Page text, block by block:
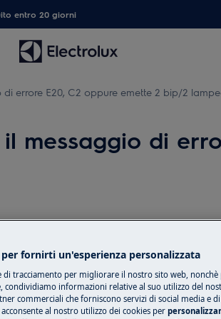
entro 20 giorni
errore E20, C2 oppure emette 2 bip/2
messaggio di
oppure emette
Ricambi e
Compra
il tuo
tua.
fornirti un'esperienza personalizzata
di tracciamento per migliorare il nostro sito web,
informazioni relative al suo utilizzo del
commerciali che forniscono servizi di social media e
acconsente al nostro utilizzo dei cookies per